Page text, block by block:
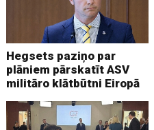
Hegsets paziņo par
plāniem pārskatīt ASV
militāro klātbūtni Eiropā